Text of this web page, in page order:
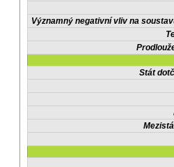
Významný negativní vliv na
Stát